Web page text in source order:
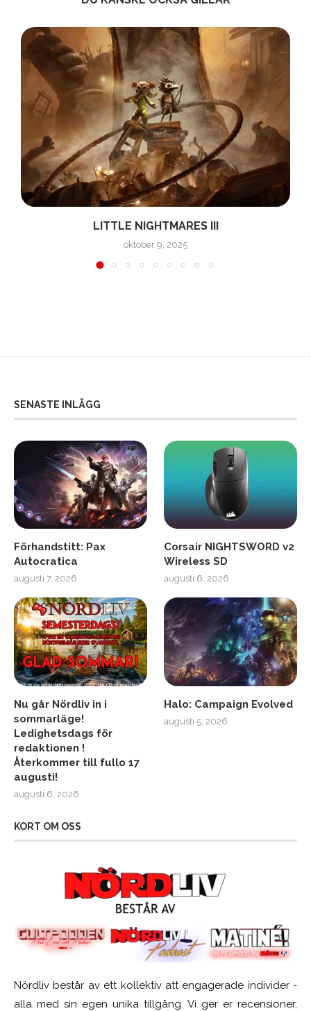
LITTLE NIGHTMARES III
oktober 9, 2025
SENASTE INLÄGG
Förhandstitt: Pax
Autocratica
augusti 7, 2026
Corsair NIGHTSWORD v2
Wireless SD
augusti 6, 2026
Nu går Nördliv in i
sommarläge!
Ledighetsdags för
redaktionen !
Återkommer till fullo 17
augusti!
augusti 6, 2026
Halo: Campaign Evolved
augusti 5, 2026
KORT OM OSS
Nördliv består av ett kollektiv att engagerade individer -
alla med sin egen unika tillgång. Vi ger er recensioner,